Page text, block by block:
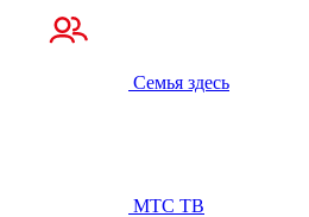
Семья здесь
МТС ТВ